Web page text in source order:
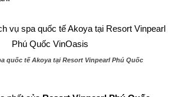
quốc tế Akoya tại Resort Vinpearl Phú Quốc